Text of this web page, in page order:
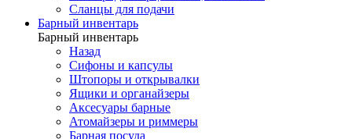
Сланцы для подачи
Барный инвентарь
Барный инвентарь
Назад
Сифоны и капсулы
Штопоры и открывалки
Ящики и органайзеры
Аксесуары барные
Атомайзеры и риммеры
Барная посуда